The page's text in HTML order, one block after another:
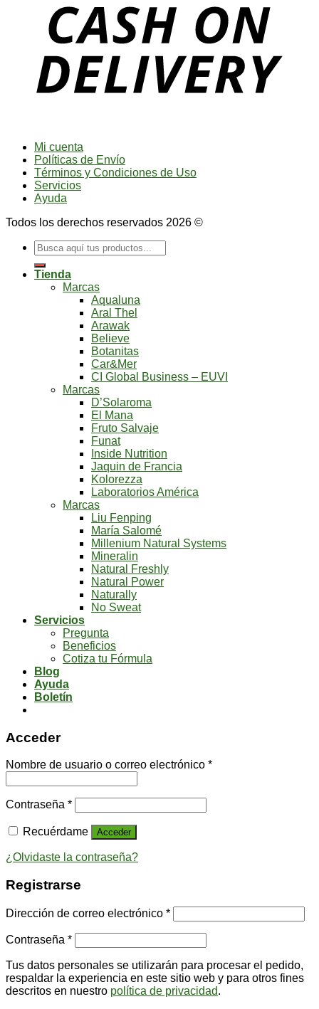
Mi cuenta
Políticas de Envío
Términos y Condiciones de Uso
Servicios
Ayuda
Todos los derechos reservados 2026 ©
Buscar
por:
Tienda
Marcas
Aqualuna
Aral Thel
Arawak
Believe
Botanitas
Car&Mer
CI Global Business – EUVI
Marcas
D’Solaroma
El Mana
Fruto Salvaje
Funat
Inside Nutrition
Jaquin de Francia
Kolorezza
Laboratorios América
Marcas
Liu Fenping
María Salomé
Millenium Natural Systems
Mineralin
Natural Freshly
Natural Power
Naturally
No Sweat
Servicios
Pregunta
Beneficios
Cotiza tu Fórmula
Blog
Ayuda
Boletín
Acceder
Nombre de usuario o correo electrónico *
Contraseña *
Recuérdame Acceder
¿Olvidaste la contraseña?
Registrarse
Dirección de correo electrónico *
Contraseña *
Tus datos personales se utilizarán para procesar el pedido,
respaldar la experiencia en este sitio web y para otros fines
descritos en nuestro política de privacidad.